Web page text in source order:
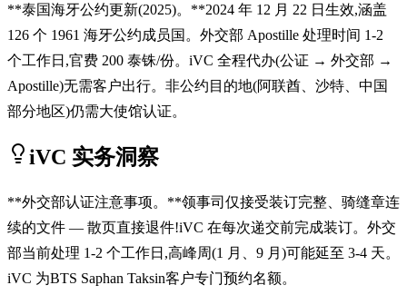
**泰国海牙公约更新(2025)。**2024 年 12 月 22 日生效,涵盖
126 个 1961 海牙公约成员国。外交部 Apostille 处理时间 1-2
个工作日,官费 200 泰铢/份。iVC 全程代办(公证 → 外交部 →
Apostille)无需客户出行。非公约目的地(阿联酋、沙特、中国
部分地区)仍需大使馆认证。
iVC 实务洞察
**外交部认证注意事项。**领事司仅接受装订完整、骑缝章连
续的文件 — 散页直接退件!iVC 在每次递交前完成装订。外交
部当前处理 1-2 个工作日,高峰周(1 月、9 月)可能延至 3-4 天。
iVC 为BTS Saphan Taksin客户专门预约名额。